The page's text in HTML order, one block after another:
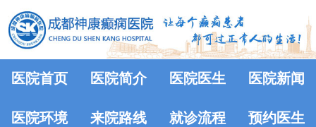
医院首页 医院简介 医院医生 医院新闻
医院环境 来院路线 就诊流程 预约医生